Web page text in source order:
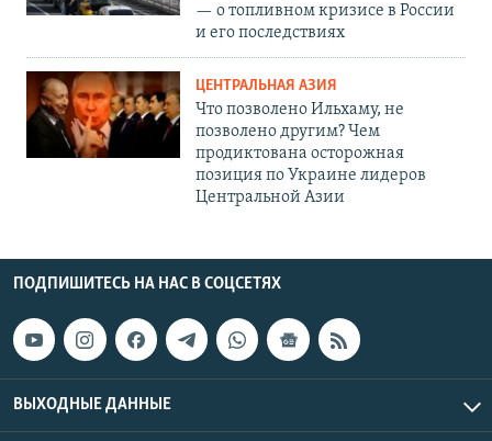
— о топливном кризисе в России
и его последствиях
ЦЕНТРАЛЬНАЯ АЗИЯ
Что позволено Ильхаму, не
позволено другим? Чем
продиктована осторожная
позиция по Украине лидеров
Центральной Азии
ПОДПИШИТЕСЬ НА НАС В СОЦСЕТЯХ
ВЫХОДНЫЕ ДАННЫЕ